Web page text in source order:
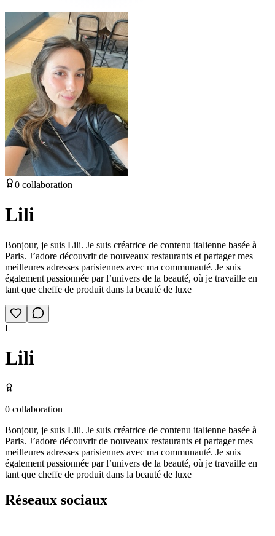
0 collaboration
Lili
Bonjour, je suis Lili. Je suis créatrice de contenu italienne basée à
Paris. J’adore découvrir de nouveaux restaurants et partager mes
meilleures adresses parisiennes avec ma communauté. Je suis
également passionnée par l’univers de la beauté, où je travaille en
tant que cheffe de produit dans la beauté de luxe
L
Lili
0 collaboration
Bonjour, je suis Lili. Je suis créatrice de contenu italienne basée à
Paris. J’adore découvrir de nouveaux restaurants et partager mes
meilleures adresses parisiennes avec ma communauté. Je suis
également passionnée par l’univers de la beauté, où je travaille en
tant que cheffe de produit dans la beauté de luxe
Réseaux sociaux